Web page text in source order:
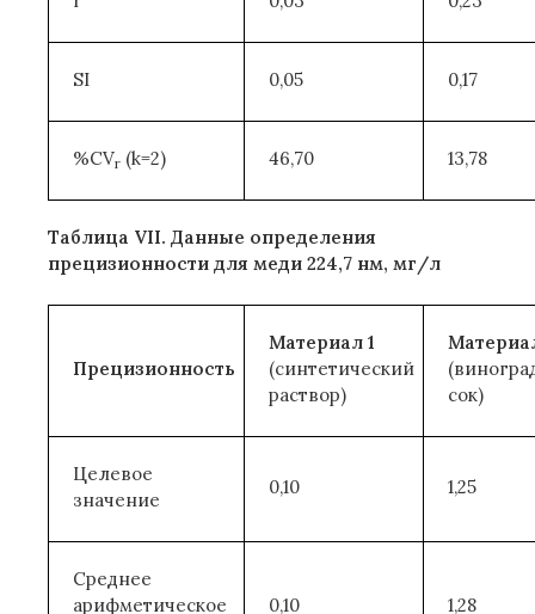
SI 0,05 0,17
%CVr (k=2) 46,70 13,78
Таблица VII. Данные определения
прецизионности для меди 224,7 нм, мг/л
Прецизионность
Материал 1
(синтетический
раствор)
сок)
Целевое
значение
0,10 1,25
Среднее
арифметическое
0,10 1,28